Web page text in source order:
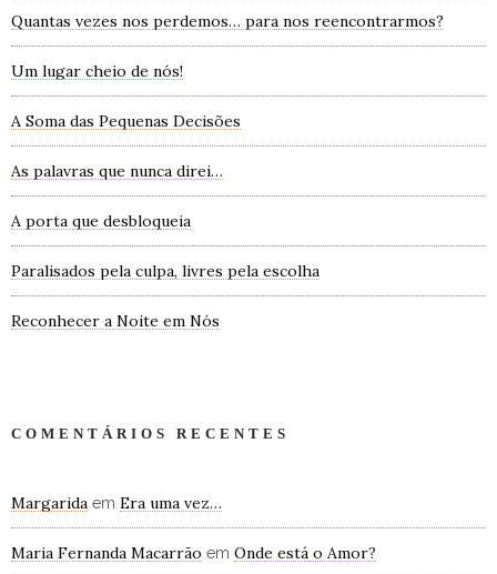
Quantas vezes nos perdemos… para nos reencontrarmos?
Um lugar cheio de nós!
A Soma das Pequenas Decisões
As palavras que nunca direi…
A porta que desbloqueia
Paralisados pela culpa, livres pela escolha
Reconhecer a Noite em Nós
COMENTÁRIOS RECENTES
Margarida em Era uma vez…
Maria Fernanda Macarrão em Onde está o Amor?